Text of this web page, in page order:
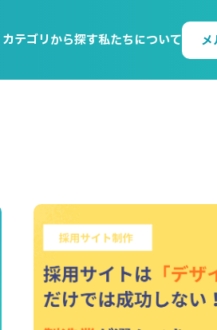
カテゴリから探す私たちについて メ